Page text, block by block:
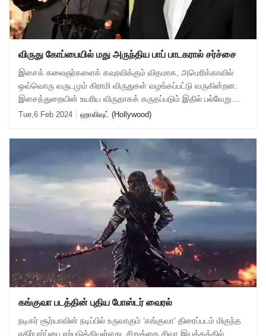
விருது கோப்பையில் மது அருந்திய பாப் பாடகரால் சர்ச்சை
இசைக் கலைஞர்களைக் கவுரவிக்கும் விதமாக, அமெரிக்காவில்
ஒவ்வொரு வருடமும் கிராமி விருதுகள் வழங்கப்பட்டு வருகின்றன.
இசைத்துறையின் உயரிய விருதாகக் கருதப்படும் இதில் பல்வேறு
பிரிவுகளில் சிறந்த முறையில் பங்க
Tue,6 Feb 2024 ஹாலிவுட் (Hollywood)
கங்குவா படத்தின் புதிய போஸ்டர் வைரல்
நடிகர் சூர்யாவின் நடிப்பில் உருவாகும் ‘கங்குவா’ திரைப்படம் மிகுந்த
எதிர்பார்ப்பை ஏற்படுத்தியுள்ளது. சிறுத்தை சிவா இயக்கத்தில்